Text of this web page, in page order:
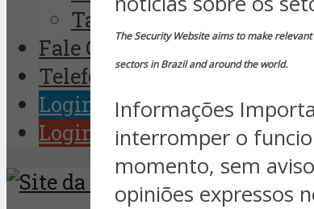
The Security Website aims to make
sectors in Brazil and around the world.
Informações
interromper o
momento, sem
opiniões expressos
Talvane de Moraes
Fale Conosco
Telefones Úteis
Login Clientes SMS
Login Assinante